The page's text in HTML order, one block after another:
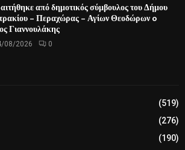
από δημοτικός σύμβουλος του Δήμου
– Περαχώρας – Αγίων Θεοδώρων o
Γιαννουλάκης
08/2026 0
(519)
(276)
(190)